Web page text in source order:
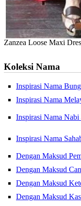
Zanzea Loose Maxi
Koleksi Nama
Inspirasi Nama
Inspirasi Nama
Dengan Maksud
Dengan Maksud
Dengan Maksud
Dengan Maksud